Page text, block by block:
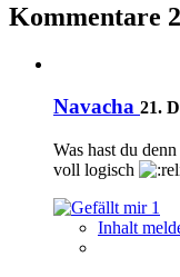
Kommentare 2
Navacha 21.
Was hast du
voll logisch
1
Inhalt